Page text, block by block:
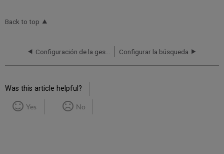
Back to top
Configurar la búsqueda
Was this article helpful?
Yes No